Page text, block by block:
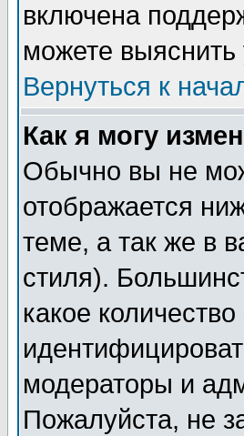
включена
можете
Вернуться к
Как я могу
Обычно вы не
отображается
теме, а так же в
стиля).
какое
модераторы и
Пожалуйста, не